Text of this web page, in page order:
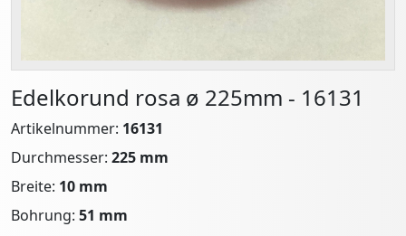
Edelkorund rosa ø 225mm - 16131
Artikelnummer: 16131
Durchmesser: 225 mm
Breite: 10 mm
Bohrung: 51 mm